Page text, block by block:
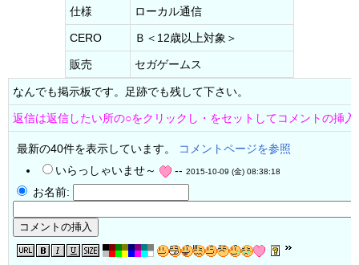
仕様 ローカル通信
CERO Ｂ＜12歳以上対象＞
販売 セガゲームス
なんでも掲示板です。足跡でも残して下さい。
返信は返信したい所の○をクリックし・をセットしてコメントの挿
最新の40件を表示しています。
コメントページを参照
いらっしゃいませ～
-- 2015-10-09 (金) 08:38:18
お名前: